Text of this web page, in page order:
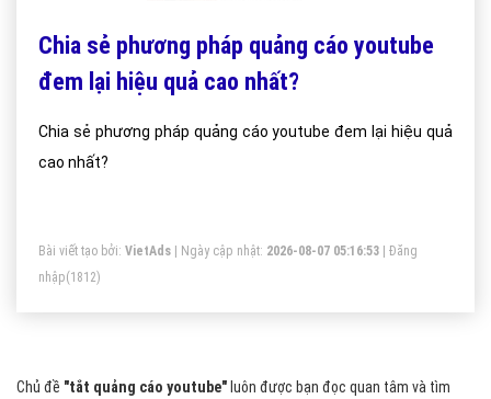
Chia sẻ phương pháp quảng cáo youtube
đem lại hiệu quả cao nhất?
Chia sẻ phương pháp quảng cáo youtube đem lại hiệu quả
cao nhất?
Bài viết tạo bởi: VietAds | Ngày cập nhật: 2026-08-07 05:16:53
Đăng
nhập(1812)
Chủ đề "tắt quảng cáo youtube" luôn được bạn đọc quan tâm và tìm